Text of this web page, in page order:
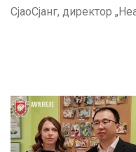
СјаоСјанг, директор